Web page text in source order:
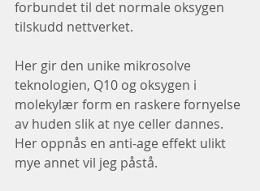
forbundet til det normale oksygen
tilskudd nettverket.
Her gir den unike mikrosolve
teknologien, Q10 og oksygen i
molekylær form en raskere fornyelse
av huden slik at nye celler dannes.
Her oppnås en anti-age effekt ulikt
mye annet vil jeg påstå.